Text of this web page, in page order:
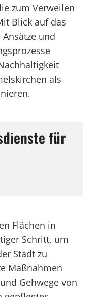
zum Verweilen
Blick auf das
und
als
für
Flächen in
Schritt, um
Stadt zu
Maßnahmen
Gehwege von